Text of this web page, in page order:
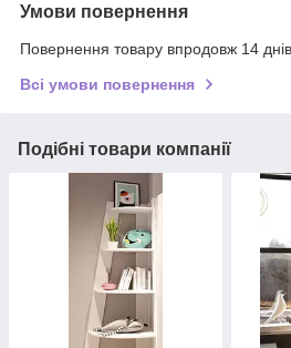
Умови повернення
Повернення товару впродовж 14
Всі умови повернення
Подібні товари компанії